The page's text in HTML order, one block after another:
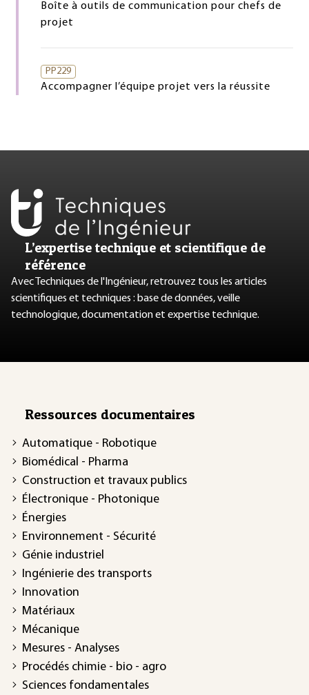
Boîte à outils de communication pour chefs de
projet
PP229
Accompagner l’équipe projet vers la réussite
L’expertise technique et scientifique de
référence
Avec Techniques de l'Ingénieur, retrouvez tous les articles
scientifiques et techniques : base de données, veille
technologique, documentation et expertise technique.
Ressources documentaires
Automatique - Robotique
Biomédical - Pharma
Construction et travaux publics
Électronique - Photonique
Énergies
Environnement - Sécurité
Génie industriel
Ingénierie des transports
Innovation
Matériaux
Mécanique
Mesures - Analyses
Procédés chimie - bio - agro
Sciences fondamentales